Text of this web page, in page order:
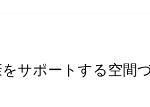
サポートする空間